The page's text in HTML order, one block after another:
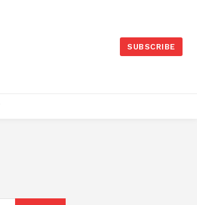
SUBSCRIBE